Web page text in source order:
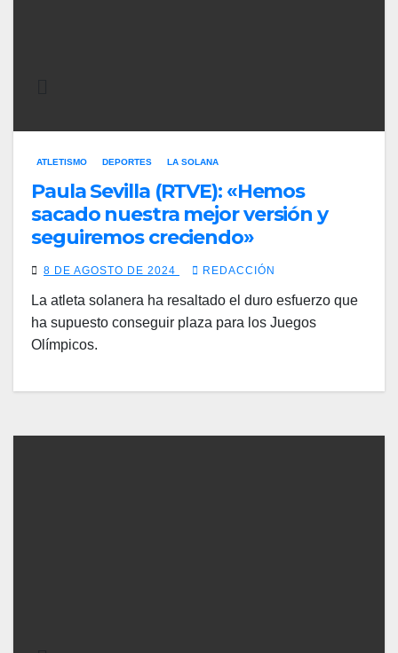
ATLETISMO DEPORTES LA SOLANA
Paula Sevilla (RTVE): «Hemos
sacado nuestra mejor versión y
seguiremos creciendo»
8 DE AGOSTO DE 2024 REDACCIÓN
La atleta solanera ha resaltado el duro esfuerzo que
ha supuesto conseguir plaza para los Juegos
Olímpicos.